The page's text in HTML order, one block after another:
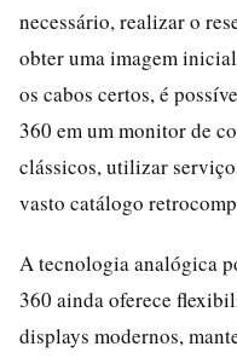
necessário, realizar o
obter uma imagem
os cabos certos, é
360 em um monitor de
clássicos, utilizar
vasto catálogo
A tecnologia analógica
360 ainda oferece
displays modernos,